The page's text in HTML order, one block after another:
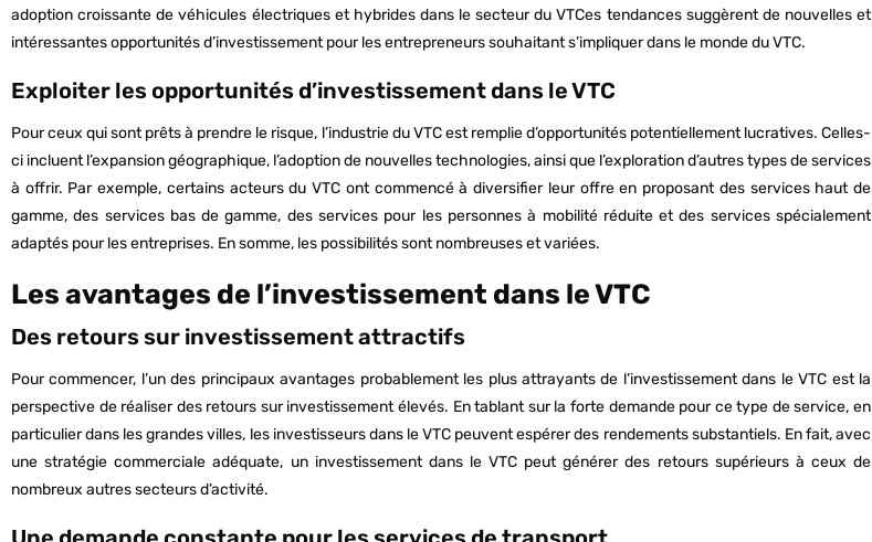
adoption croissante de véhicules électriques et hybrides dans le secteur du VTCes tendances suggèrent de nouvelles et
intéressantes opportunités d’investissement pour les entrepreneurs souhaitant s’impliquer dans le monde du VTC.
Exploiter les opportunités d’investissement dans le VTC
Pour ceux qui sont prêts à prendre le risque, l’industrie du VTC est remplie d’opportunités potentiellement lucratives. Celles-
ci incluent l’expansion géographique, l’adoption de nouvelles technologies, ainsi que l’exploration d’autres types de services
à offrir. Par exemple, certains acteurs du VTC ont commencé à diversifier leur offre en proposant des services haut de
gamme, des services bas de gamme, des services pour les personnes à mobilité réduite et des services spécialement
adaptés pour les entreprises. En somme, les possibilités sont nombreuses et variées.
Les avantages de l’investissement dans le VTC
Des retours sur investissement attractifs
Pour commencer, l’un des principaux avantages probablement les plus attrayants de l’investissement dans le VTC est la
perspective de réaliser des retours sur investissement élevés. En tablant sur la forte demande pour ce type de service, en
particulier dans les grandes villes, les investisseurs dans le VTC peuvent espérer des rendements substantiels. En fait, avec
une stratégie commerciale adéquate, un investissement dans le VTC peut générer des retours supérieurs à ceux de
nombreux autres secteurs d’activité.